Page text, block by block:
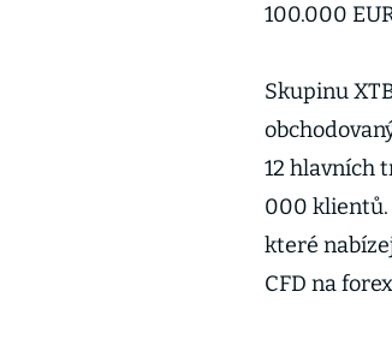
100.000
Skupinu
12 hlavních
000 klientů.
které
CFD na